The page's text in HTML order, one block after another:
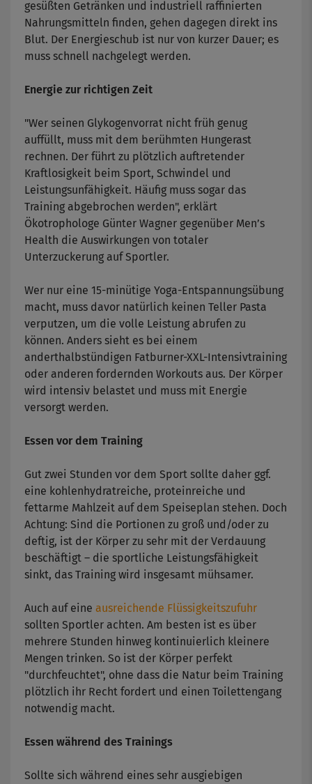
gesüßten Getränken und industriell raffinierten
Nahrungsmitteln finden, gehen dagegen direkt ins
Blut. Der Energieschub ist nur von kurzer Dauer; es
muss schnell nachgelegt werden.
Energie zur richtigen Zeit
"Wer seinen Glykogenvorrat nicht früh genug
auffüllt, muss mit dem berühmten Hungerast
rechnen. Der führt zu plötzlich auftretender
Kraftlosigkeit beim Sport, Schwindel und
Leistungsunfähigkeit. Häufig muss sogar das
Training abgebrochen werden", erklärt
Ökotrophologe Günter Wagner gegenüber Men’s
Health die Auswirkungen von totaler
Unterzuckerung auf Sportler.
Wer nur eine 15-minütige Yoga-Entspannungsübung
macht, muss davor natürlich keinen Teller Pasta
verputzen, um die volle Leistung abrufen zu
können. Anders sieht es bei einem
anderthalbstündigen Fatburner-XXL-Intensivtraining
oder anderen fordernden Workouts aus. Der Körper
wird intensiv belastet und muss mit Energie
versorgt werden.
Essen vor dem Training
Gut zwei Stunden vor dem Sport sollte daher ggf.
eine kohlenhydratreiche, proteinreiche und
fettarme Mahlzeit auf dem Speiseplan stehen. Doch
Achtung: Sind die Portionen zu groß und/oder zu
deftig, ist der Körper zu sehr mit der Verdauung
beschäftigt – die sportliche Leistungsfähigkeit
sinkt, das Training wird insgesamt mühsamer.
Auch auf eine ausreichende Flüssigkeitszufuhr
sollten Sportler achten. Am besten ist es über
mehrere Stunden hinweg kontinuierlich kleinere
Mengen trinken. So ist der Körper perfekt
"durchfeuchtet", ohne dass die Natur beim Training
plötzlich ihr Recht fordert und einen Toilettengang
notwendig macht.
Essen während des Trainings
Sollte sich während eines sehr ausgiebigen